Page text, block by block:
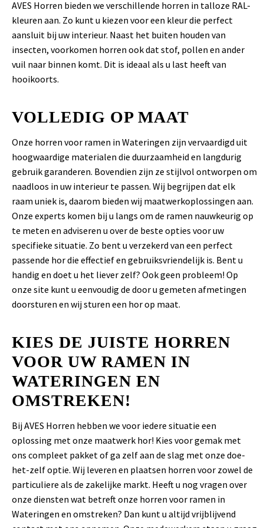
AVES Horren bieden we verschillende horren in talloze RAL-
kleuren aan. Zo kunt u kiezen voor een kleur die perfect
aansluit bij uw interieur. Naast het buiten houden van
insecten, voorkomen horren ook dat stof, pollen en ander
vuil naar binnen komt. Dit is ideaal als u last heeft van
hooikoorts.
VOLLEDIG OP MAAT
Onze horren voor ramen in Wateringen zijn vervaardigd uit
hoogwaardige materialen die duurzaamheid en langdurig
gebruik garanderen. Bovendien zijn ze stijlvol ontworpen om
naadloos in uw interieur te passen. Wij begrijpen dat elk
raam uniek is, daarom bieden wij maatwerkoplossingen aan.
Onze experts komen bij u langs om de ramen nauwkeurig op
te meten en adviseren u over de beste opties voor uw
specifieke situatie. Zo bent u verzekerd van een perfect
passende hor die effectief en gebruiksvriendelijk is. Bent u
handig en doet u het liever zelf? Ook geen probleem! Op
onze site kunt u eenvoudig de door u gemeten afmetingen
doorsturen en wij sturen een hor op maat.
KIES DE JUISTE HORREN
VOOR UW RAMEN IN
WATERINGEN EN
OMSTREKEN!
Bij AVES Horren hebben we voor iedere situatie een
oplossing met onze maatwerk hor! Kies voor gemak met
ons compleet pakket of ga zelf aan de slag met onze doe-
het-zelf optie. Wij leveren en plaatsen horren voor zowel de
particuliere als de zakelijke markt. Heeft u nog vragen over
onze diensten wat betreft onze horren voor ramen in
Wateringen en omstreken? Dan kunt u altijd vrijblijvend